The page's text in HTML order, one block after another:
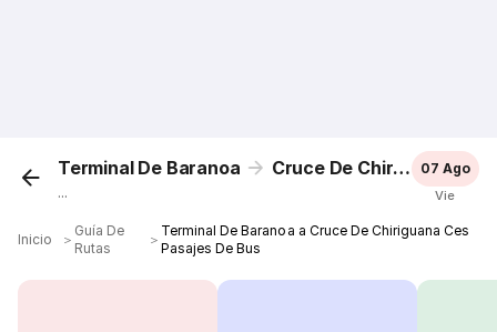
Terminal De Baranoa Cruce De Chiriguana Ces
...
07 Ago
Vie
Inicio ＞
Guía De
Rutas
＞
Terminal De Baranoa a Cruce De Chiriguana Ces
Pasajes De Bus